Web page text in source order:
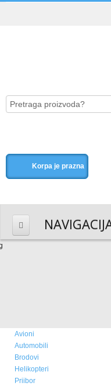
Korpa je prazna
Aktuelno
ONLINE SHOP
Avioni
Automobili
Brodovi
Helikopteri
Priibor